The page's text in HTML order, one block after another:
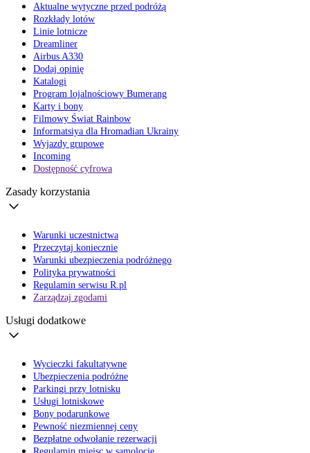
Aktualne wytyczne przed podróżą
Rozkłady lotów
Linie lotnicze
Dreamliner
Airbus A330
Dodaj opinię
Katalogi
Program lojalnościowy Bumerang
Karty i bony
Filmowy Świat Rainbow
Informatsiya dla Hromadian Ukrainy
Wyjazdy grupowe
Incoming
Dostępność cyfrowa
Zasady korzystania
Warunki uczestnictwa
Przeczytaj koniecznie
Warunki ubezpieczenia podróżnego
Polityka prywatności
Regulamin serwisu R.pl
Zarządzaj zgodami
Usługi dodatkowe
Wycieczki fakultatywne
Ubezpieczenia podróżne
Parkingi przy lotnisku
Usługi lotniskowe
Bony podarunkowe
Pewność niezmiennej ceny
Bezpłatne odwołanie rezerwacji